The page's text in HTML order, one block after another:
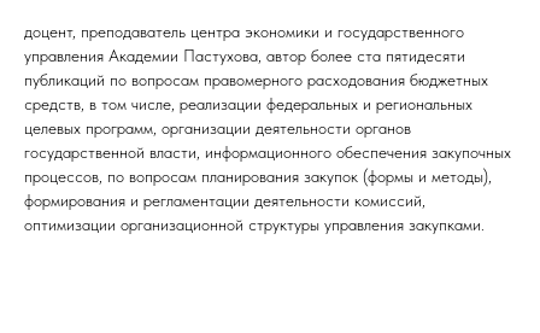
доцент, преподаватель центра экономики и государственного
управления Академии Пастухова, автор более ста пятидесяти
публикаций по вопросам правомерного расходования бюджетных
средств, в том числе, реализации федеральных и региональных
целевых программ, организации деятельности органов
государственной власти, информационного обеспечения закупочных
процессов, по вопросам планирования закупок (формы и методы),
формирования и регламентации деятельности комиссий,
оптимизации организационной структуры управления закупками.